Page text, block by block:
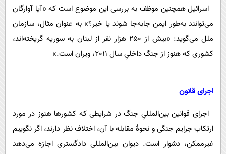
اسرائیل همچنین موظف به بررسی این موضوع است که «آیا آوارگان
می‌توانند به‌طور ایمن جابه‌جا شوند یا خیر؟» به عنوان مثال، سازمان
ملل می‌گوید: «بیش از 250 هزار نفر از لبنان به سوریه گریخته‌اند،
کشوری که هنوز از جنگ داخلیِ سال 2011، ویران است.»
اجرای قانون
اجرای قوانین بین‌المللیِ جنگ در شرایطی که کشورها هنوز در مورد
ارتکاب جرایم جنگی و نحوۀ مقابله با آن، اختلاف نظر دارند، اگر نگوییم
غیرممکن، دشوار است. دیوان بین‌المللی دادگستری اجازه می‌دهد